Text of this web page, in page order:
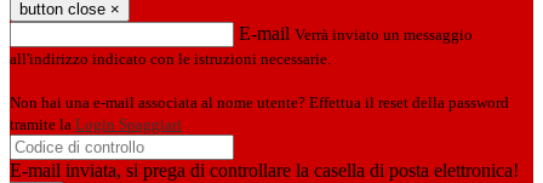
button close ×
E-mail Verrà inviato un messaggio
all'indirizzo indicato con le istruzioni necessarie.
Non hai una e-mail associata al nome utente? Effettua il reset della password
tramite la Login Spaggiari
E-mail inviata, si prega di controllare la casella di posta elettronica!